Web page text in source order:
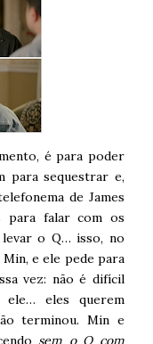
é para poder
para sequestrar e,
de James
para falar com os
levar o Q… isso, no
e ele pede para
vez: não é difícil
ele… eles querem
terminou. Min e
sem o Q com